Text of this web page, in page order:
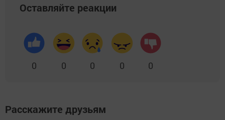
Оставляйте реакции
0 0 0 0 0
Расскажите друзьям